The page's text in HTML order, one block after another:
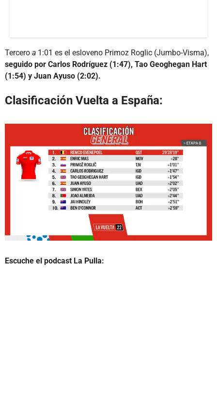
Tercero a 1:01 es el esloveno Primoz Roglic (Jumbo-Visma),
seguido por Carlos Rodríguez (1:47), Tao Geoghegan Hart
(1:54) y Juan Ayuso (2:02).
Clasificación Vuelta a España:
Escuche el podcast La Pulla: